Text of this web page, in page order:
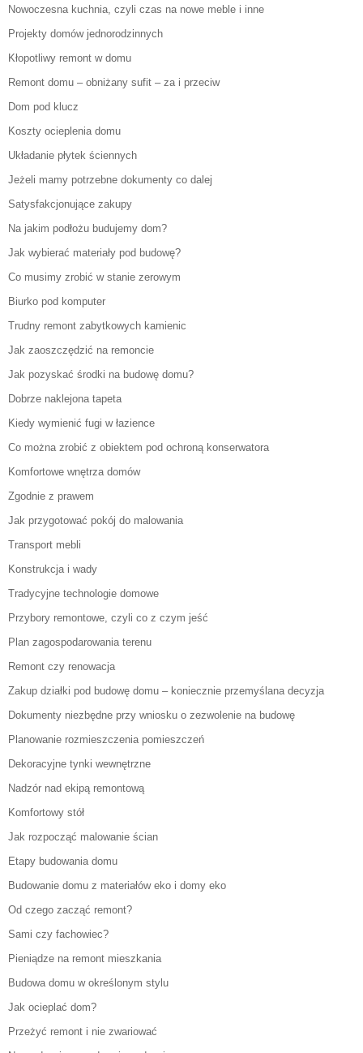
Nowoczesna kuchnia, czyli czas na nowe meble i inne
Projekty domów jednorodzinnych
Kłopotliwy remont w domu
Remont domu – obniżany sufit – za i przeciw
Dom pod klucz
Koszty ocieplenia domu
Układanie płytek ściennych
Jeżeli mamy potrzebne dokumenty co dalej
Satysfakcjonujące zakupy
Na jakim podłożu budujemy dom?
Jak wybierać materiały pod budowę?
Co musimy zrobić w stanie zerowym
Biurko pod komputer
Trudny remont zabytkowych kamienic
Jak zaoszczędzić na remoncie
Jak pozyskać środki na budowę domu?
Dobrze naklejona tapeta
Kiedy wymienić fugi w łazience
Co można zrobić z obiektem pod ochroną konserwatora
Komfortowe wnętrza domów
Zgodnie z prawem
Jak przygotować pokój do malowania
Transport mebli
Konstrukcja i wady
Tradycyjne technologie domowe
Przybory remontowe, czyli co z czym jeść
Plan zagospodarowania terenu
Remont czy renowacja
Zakup działki pod budowę domu – koniecznie przemyślana decyzja
Dokumenty niezbędne przy wniosku o zezwolenie na budowę
Planowanie rozmieszczenia pomieszczeń
Dekoracyjne tynki wewnętrzne
Nadzór nad ekipą remontową
Komfortowy stół
Jak rozpocząć malowanie ścian
Etapy budowania domu
Budowanie domu z materiałów eko i domy eko
Od czego zacząć remont?
Sami czy fachowiec?
Pieniądze na remont mieszkania
Budowa domu w określonym stylu
Jak ocieplać dom?
Przeżyć remont i nie zwariować